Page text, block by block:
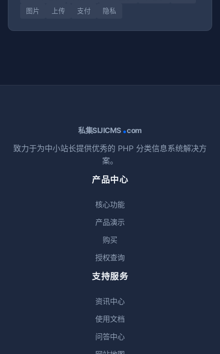
图片
上传 支付 隐私
私集SIJICMS .com
致力于为中小站长提供优秀的 PHP 分类信息系统解决方
案。
产品中心
核心功能
产品演示
购买
授权查询
支持服务
资讯中心
使用文档
问答中心